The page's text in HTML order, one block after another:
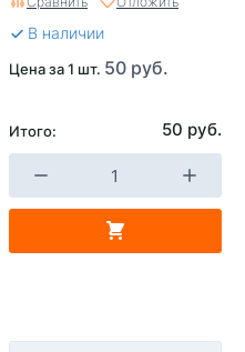
В наличии
Цена за 1 шт. 50 руб.
Итого: 50 руб.